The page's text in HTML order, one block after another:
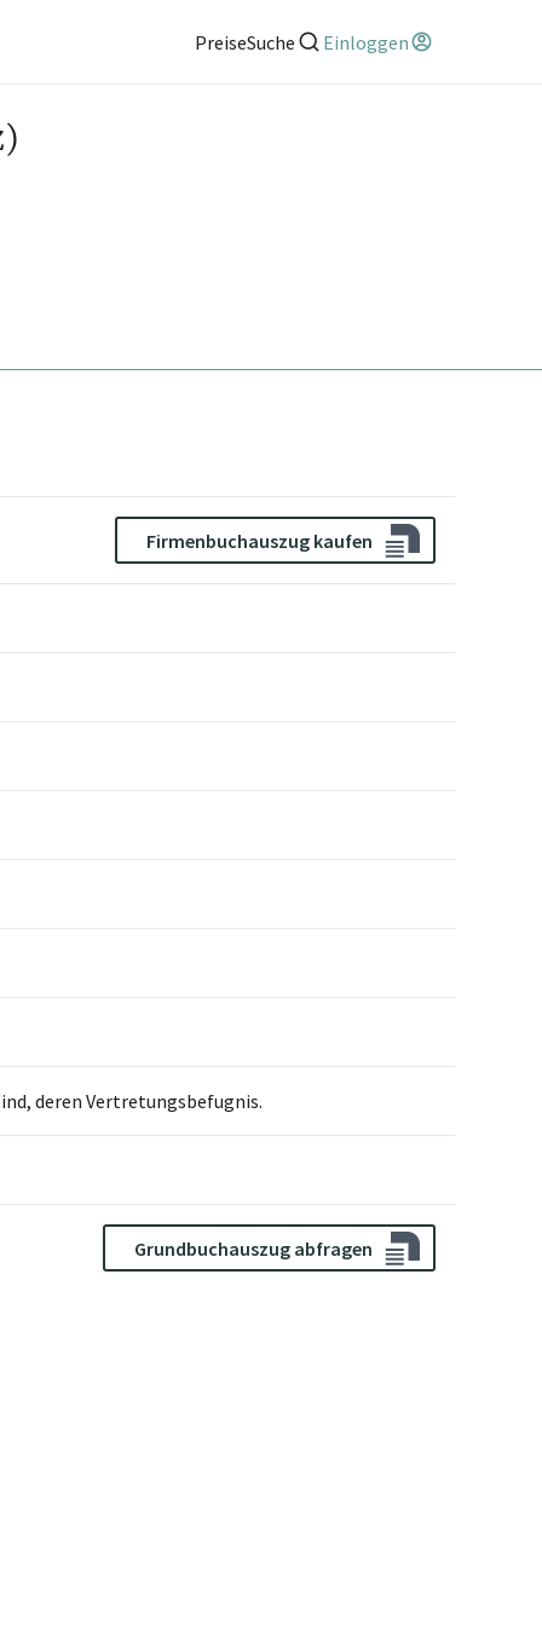
PreiseSuche Einloggen
Firmenbuchauszug kaufen
deren Vertretungsbefugnis.
Grundbuchauszug abfragen